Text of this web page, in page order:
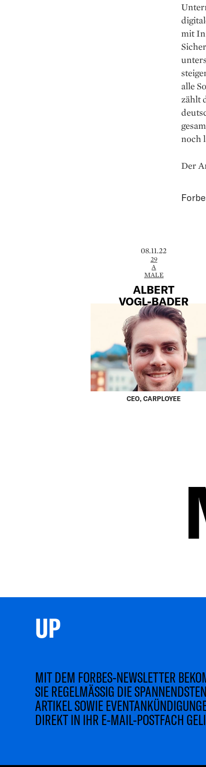
mit
alle
zählt
noch
Der
08.11.22
29
A
MALE
ALBERT
VOGL-BADER
CEO, CARPLOYEE
UP
MIT DEM FORBES-NEWSLETTER
SIE REGELMÄSSIG DIE SPANNENDSTEN
ARTIKEL SOWIE
DIREKT IN IHR E-MAIL-POSTFACH